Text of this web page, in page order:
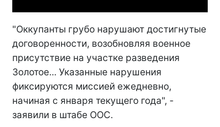
"Оккупанты грубо нарушают достигнутые
договоренности, возобновляя военное
присутствие на участке разведения
Золотое... Указанные нарушения
фиксируются миссией ежедневно,
начиная с января текущего года", -
заявили в штабе ООС.